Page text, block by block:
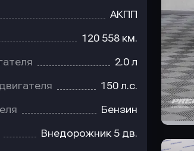
АКПП
120 558 км.
2.0 л
150 л.с.
Бензин
Внедорожник 5 дв.